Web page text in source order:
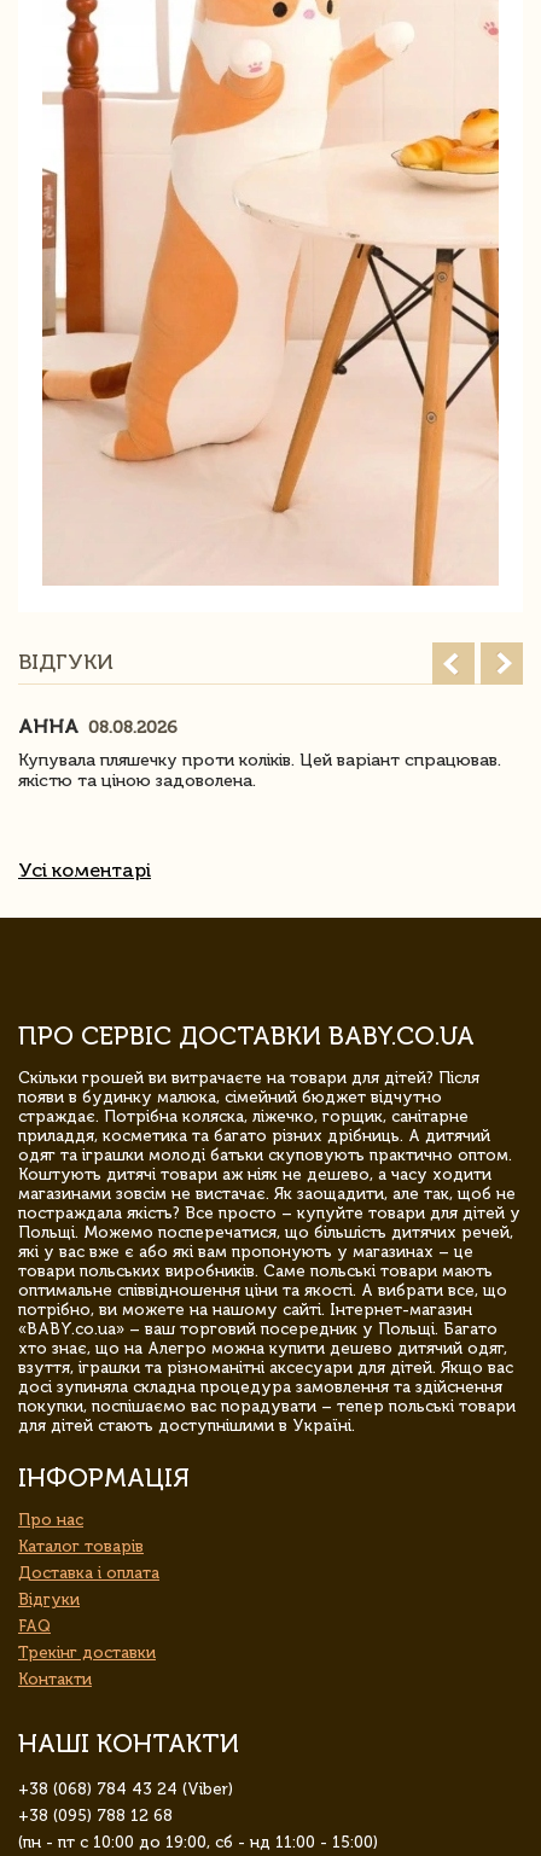
ВІДГУКИ
АННА 08.08.2026
Купувала пляшечку проти коліків. Цей варіант спрацював.
якістю та ціною задоволена.
Усі коментарі
ПРО СЕРВІС ДОСТАВКИ BABY.CO.UA
Скільки грошей ви витрачаєте на товари для дітей? Після
появи в будинку малюка, сімейний бюджет відчутно
страждає. Потрібна коляска, ліжечко, горщик, санітарне
приладдя, косметика та багато різних дрібниць. А дитячий
одяг та іграшки молоді батьки скуповують практично оптом.
Коштують дитячі товари аж ніяк не дешево, а часу ходити
магазинами зовсім не вистачає. Як заощадити, але так, щоб не
постраждала якість? Все просто – купуйте товари для дітей у
Польщі. Можемо посперечатися, що більшість дитячих речей,
які у вас вже є або які вам пропонують у магазинах – це
товари польських виробників. Саме польські товари мають
оптимальне співвідношення ціни та якості. А вибрати все, що
потрібно, ви можете на нашому сайті. Інтернет-магазин
«BABY.co.ua» – ваш торговий посередник у Польщі. Багато
хто знає, що на Алегро можна купити дешево дитячий одяг,
взуття, іграшки та різноманітні аксесуари для дітей. Якщо вас
досі зупиняла складна процедура замовлення та здійснення
покупки, поспішаємо вас порадувати – тепер польські товари
для дітей стають доступнішими в Україні.
ІНФОРМАЦІЯ
Про нас
Каталог товарів
Доставка і оплата
Відгуки
FAQ
Трекінг доставки
Контакти
НАШІ КОНТАКТИ
+38 (068) 784 43 24 (Viber)
+38 (095) 788 12 68
(пн - пт с 10:00 до 19:00, сб - нд 11:00 - 15:00)